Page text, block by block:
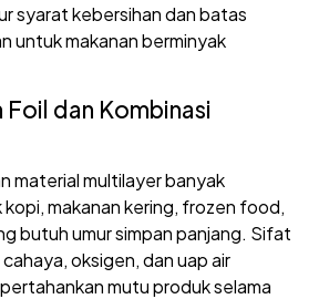
syarat kebersihan dan batas
untuk makanan berminyak
Foil dan Kombinasi
material multilayer banyak
makanan kering, frozen food,
butuh umur simpan panjang. Sifat
oksigen, dan uap air
mutu produk selama